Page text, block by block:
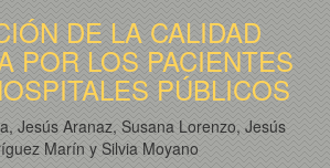
DE LA CALIDAD
POR LOS PACIENTES
PÚBLICOS
Jesús Aranaz, Susana Lorenzo, Jesús
Marín y Silvia Moyano